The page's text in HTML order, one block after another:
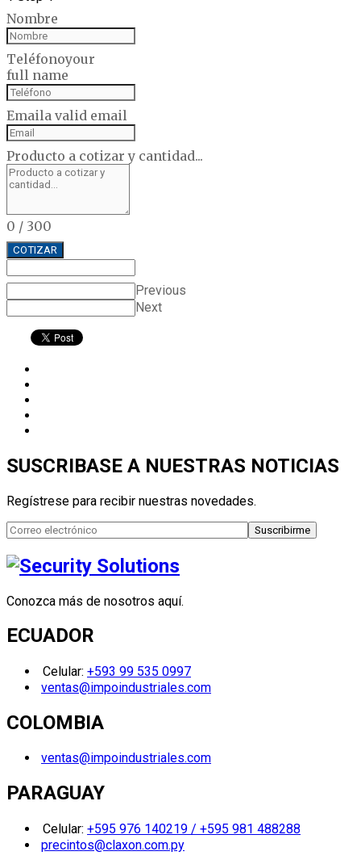
Nombre
Teléfonoyour
full name
Emaila valid email
Producto a cotizar y cantidad...
0 / 300
COTIZAR
Previous
Next
SUSCRIBASE A NUESTRAS NOTICIAS
Regístrese para recibir nuestras novedades.
Conozca más de nosotros aquí.
ECUADOR
Celular: +593 99 535 0997
ventas@impoindustriales.com
COLOMBIA
ventas@impoindustriales.com
PARAGUAY
Celular: +595 976 140219 / +595 981 488288
precintos@claxon.com.py